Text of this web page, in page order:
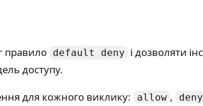
правило default deny і дозволяти
доступу.
для кожного виклику:
allow , deny